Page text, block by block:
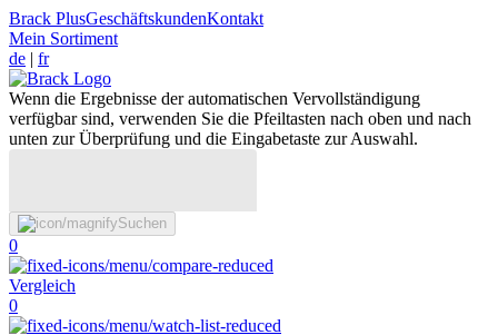
Brack PlusGeschäftskundenKontakt
Mein Sortiment
de | fr
Wenn die Ergebnisse der automatischen Vervollständigung
verfügbar sind, verwenden Sie die Pfeiltasten nach oben und nach
unten zur Überprüfung und die Eingabetaste zur Auswahl.
Suchen
0
Vergleich
0